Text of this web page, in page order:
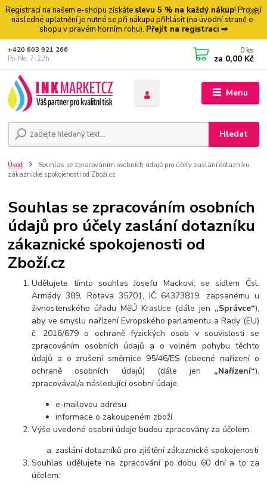
Registrací na našem e-shopu získáte slevu 5 % na každý nákup! Pro její
následné uplatnění je nutné se při nákupu přihlásit (na úvodní straně e-
shopu v pravém horním rohu). Přejít na registraci ⇒
Menu
Hledat
+420 603 921 266
Po-Ne, 7-22h
0 ks
za 0,00 Kč
Úvod
Souhlas se zpracováním osobních údajů pro účely zaslání dotazníku
zákaznické spokojenosti od Zboží.cz
Souhlas se zpracováním osobních
údajů pro účely zaslání dotazníku
zákaznické spokojenosti od
Zboží.cz
Udělujete tímto souhlas Josefu Mackovi, se sídlem Čsl.
Armády 389, Rotava 35701, IČ 64373819, zapsanému u
živnostenského úřadu MěÚ Kraslice (dále jen „Správce“),
aby ve smyslu nařízení Evropského parlamentu a Rady (EU)
č. 2016/679 o ochraně fyzických osob v souvislosti se
zpracováním osobních údajů a o volném pohybu těchto
údajů a o zrušení směrnice 95/46/ES (obecné nařízení o
ochraně osobních údajů) (dále jen „Nařízení“),
zpracovával/a následující osobní údaje:
e-mailovou adresu
informace o zakoupeném zboží
Výše uvedené osobní údaje budou zpracovány za účelem:
zaslání dotazníků pro zjištění zákaznické spokojenosti
Souhlas udělujete na zpracování po dobu 60 dní a to za
účelem: